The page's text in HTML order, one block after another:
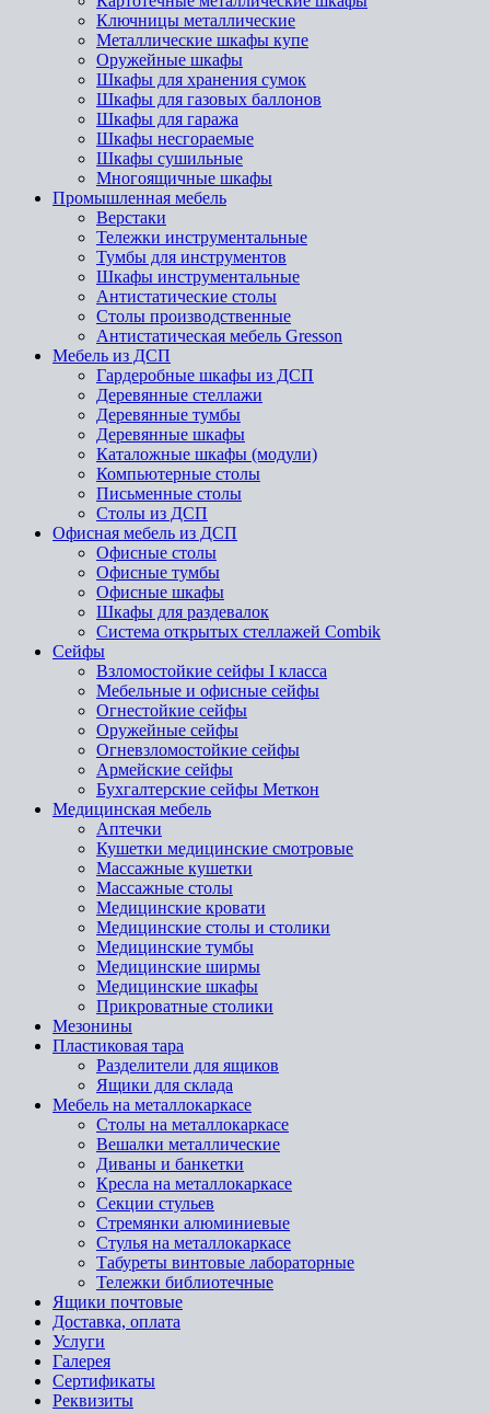
Ключницы металлические
Металлические шкафы купе
Оружейные шкафы
Шкафы для хранения сумок
Шкафы для газовых баллонов
Шкафы для гаража
Шкафы несгораемые
Шкафы сушильные
Многоящичные шкафы
Промышленная мебель
Верстаки
Тележки инструментальные
Тумбы для инструментов
Шкафы инструментальные
Антистатические столы
Столы производственные
Антистатическая мебель Gresson
Мебель из ДСП
Гардеробные шкафы из ДСП
Деревянные стеллажи
Деревянные тумбы
Деревянные шкафы
Каталожные шкафы (модули)
Компьютерные столы
Письменные столы
Столы из ДСП
Офисная мебель из ДСП
Офисные столы
Офисные тумбы
Офисные шкафы
Шкафы для раздевалок
Система открытых стеллажей Combik
Сейфы
Взломостойкие сейфы I класса
Мебельные и офисные сейфы
Огнестойкие сейфы
Оружейные сейфы
Огневзломостойкие сейфы
Армейские сейфы
Бухгалтерские сейфы Меткон
Медицинская мебель
Аптечки
Кушетки медицинские смотровые
Массажные кушетки
Массажные столы
Медицинские кровати
Медицинские столы и столики
Медицинские тумбы
Медицинские ширмы
Медицинские шкафы
Прикроватные столики
Мезонины
Пластиковая тара
Разделители для ящиков
Ящики для склада
Мебель на металлокаркасе
Cтолы на металлокаркасе
Вешалки металлические
Диваны и банкетки
Кресла на металлокаркасе
Секции стульев
Стремянки алюминиевые
Стулья на металлокаркасе
Табуреты винтовые лабораторные
Тележки библиотечные
Ящики почтовые
Доставка, оплата
Услуги
Галерея
Сертификаты
Реквизиты